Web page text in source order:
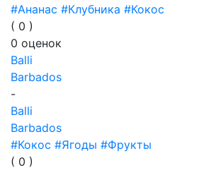
#Ананас #Клубника #Кокос
( 0 )
0 оценок
Balli
Barbados
-
Balli
Barbados
#Кокос #Ягоды #Фрукты
( 0 )